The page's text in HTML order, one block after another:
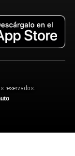
reservados.